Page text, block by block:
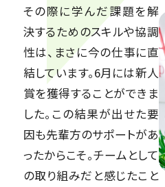
その際に学んだ課題を解
決するためのスキルや協調
性は、まさに今の仕事に直
結しています。6月には新人
賞を獲得することができま
した。この結果が出せた要
因も先輩方のサポートがあ
ったからこそ。チームとして
の取り組みだと感じたこと